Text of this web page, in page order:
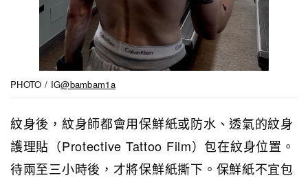
PHOTO / IG@bambam1a
紋身後，紋身師都會用保鮮紙或防水、透氣的紋身
護理貼（Protective Tattoo Film）包在紋身位置。
待兩至三小時後，才將保鮮紙撕下。保鮮紙不宜包